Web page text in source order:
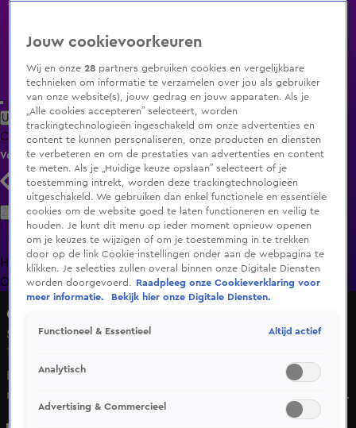
Uitzending Gemist Populaire programma's Zenders Genres
ClipsFilmsRadioSmart TV inlogShop
Volg KIJK
Zoeken
HomeUitzending Gemist Programma's De Bondgenoten
OranjezomerLivestreamsShop
Overtreders
Seizoen 8, aflevering 5
10 feb 2023, 21:29
Handhavers van de RET in Rotterdam schrikken op na een
melding van een steekpartij in een tram. Weginspecteur
Matthew van Rijkswaterstaat ondersteunt de politie bij een
Jouw cookievoorkeuren
Wij en onze28 partners gebruiken cookies en vergelijkbare
technieken om informatie te verzamelen over jou als gebruiker
van onze website(s), jouw gedrag en jouw apparaten. Als je
„Alle cookies accepteren” selecteert, worden
trackingtechnologieën ingeschakeld om onze advertenties en
content te kunnen personaliseren, onze producten en diensten
te verbeteren en om de prestaties van advertenties en content
te meten. Als je „Huidige keuze opslaan” selecteert of je
toestemming intrekt, worden deze trackingtechnologieën
uitgeschakeld. We gebruiken dan enkel functionele en essentiële
cookies om de website goed te laten functioneren en veilig te
houden. Je kunt dit menu op ieder moment opnieuw openen
om je keuzes te wijzigen of om je toestemming in te trekken
door op de link Cookie-instellingen onder aan de webpagina te
klikken. Je selecties zullen overal binnen onze Digitale Diensten
worden doorgevoerd.
Raadpleeg onze Cookieverklaring voor
meer informatie.
Bekijk hier onze Digitale Diensten.
Functioneel & Essentieel Altijd actief
Analytisch
Advertising & Commercieel